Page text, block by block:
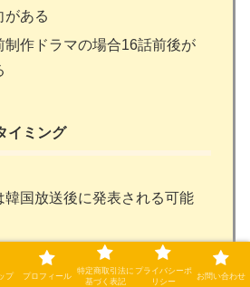
がある
制作ドラマの場合16話前後が
イミング
韓国放送後に発表される可能
フォームでの同時配信の可
プ プロフィール
特定商取引法に
基づく表記
プライバシーポ
リシー
お問い合わせ